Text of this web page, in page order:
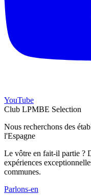
YouTube
Club LPMBE Selection
Nous recherchons des
l'Espagne
Le vôtre en fait-il partie ?
expériences
communes.
Parlons-en